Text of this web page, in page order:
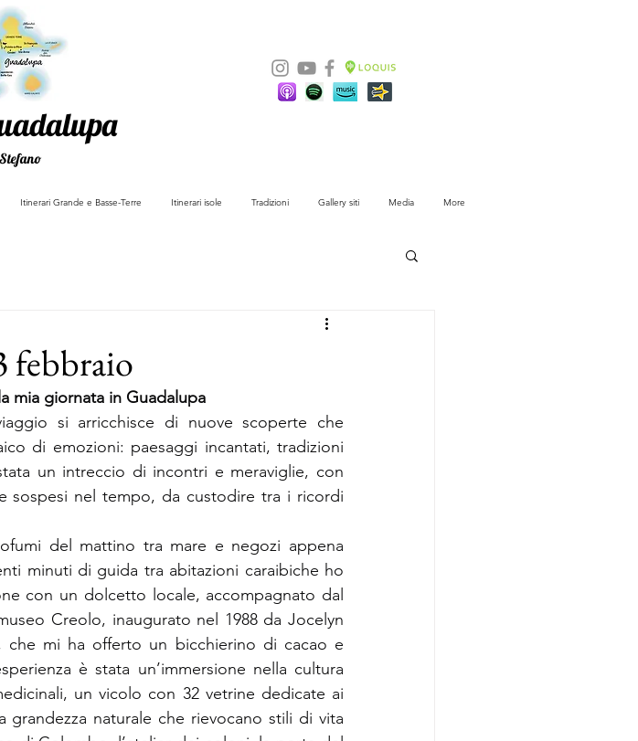
Itinerari Grande e Basse-Terre Itinerari isole Tradizioni Gallery siti Media More
febbraio
mia giornata in Guadalupa
si arricchisce di nuove scoperte che
di emozioni: paesaggi incantati, tradizioni
un intreccio di incontri e meraviglie, con
sospesi nel tempo, da custodire tra i ricordi
del mattino tra mare e negozi appena
minuti di guida tra abitazioni caraibiche ho
con un dolcetto locale, accompagnato dal
Creolo, inaugurato nel 1988 da Jocelyn
che mi ha offerto un bicchierino di cacao e
è stata un’immersione nella cultura
un vicolo con 32 vetrine dedicate ai
naturale che rievocano stili di vita